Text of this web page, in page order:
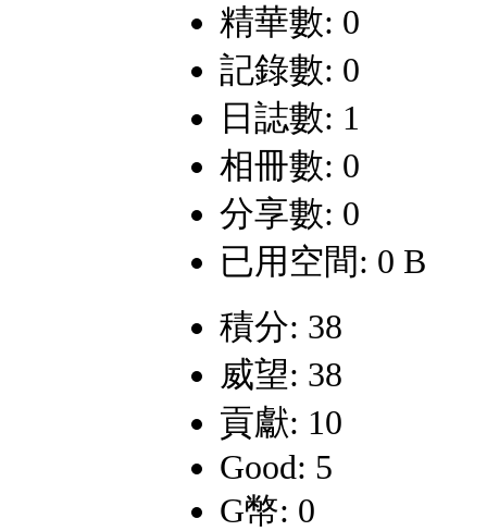
精華數: 0
記錄數: 0
日誌數: 1
相冊數: 0
分享數: 0
已用空間: 0 B
積分: 38
威望: 38
貢獻: 10
Good: 5
G幣: 0